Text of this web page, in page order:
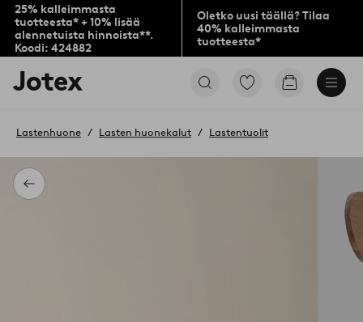
25% kalleimmasta
tuotteesta* + 10% lisää
alennetuista hinnoista**.
Koodi: 424882
Oletko uusi täällä? Tilaa
40% kalleimmasta
tuotteesta*
Jotex-
logo
aloitussivulle
Siirry
Siirry
Takaisin
Lastenhuone Lasten huonekalut Lastentuolit